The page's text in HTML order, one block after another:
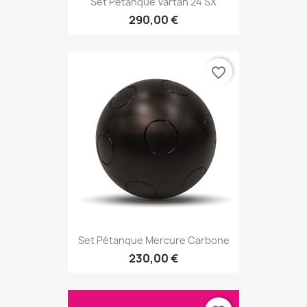
290,00 €
Set Pétanque Mercure Carbone
230,00 €
favorite_border